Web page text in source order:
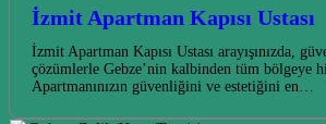
İzmit Apartman Kapısı Ustası
İzmit Apartman Kapısı Ustası arayışınızda,
çözümlerle Gebze’nin kalbinden tüm bölgeye
Apartmanınızın güvenliğini ve estetiğini en…